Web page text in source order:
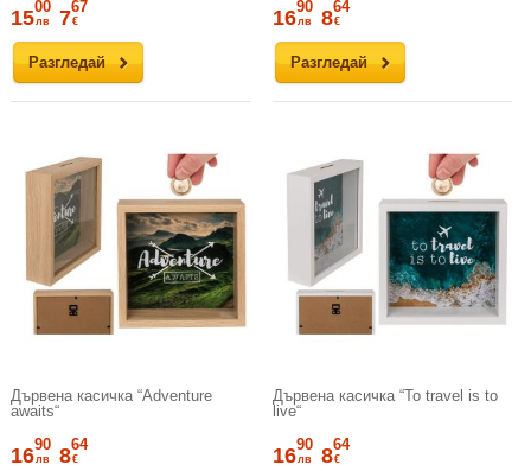
Разгледай
1500
лв 767
€
Разгледай
1690
лв 864
€
Дървена касичка “Adventure
awaits“
1690
лв 864
€
Дървена касичка “To travel is to
live“
1690
лв 864
€